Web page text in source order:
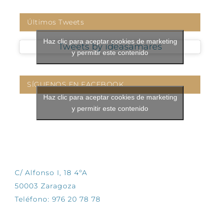
Últimos Tweets
Tweets by ideasamares
Haz clic para aceptar cookies de marketing
y permitir este contenido
SÍGUENOS EN FACEBOOK
Haz clic para aceptar cookies de marketing
y permitir este contenido
C/ Alfonso I, 18 4ºA
50003 Zaragoza
Teléfono: 976 20 78 78